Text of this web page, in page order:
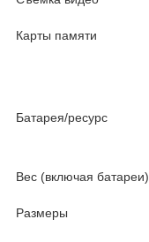
Карты памяти
Батарея/ресурс
Вес (включая батареи)
Размеры